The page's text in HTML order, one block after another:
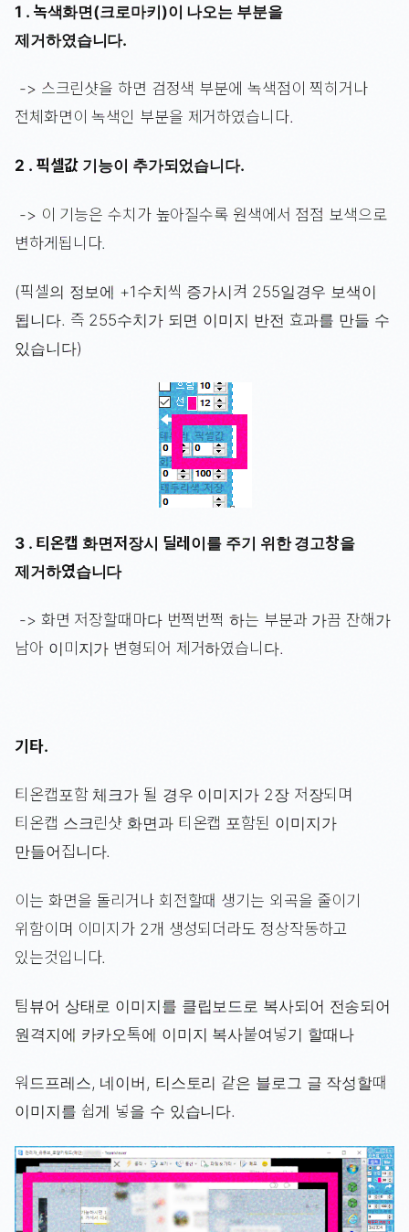
1 . 녹색화면(크로마키)이 나오는 부분을
제거하였습니다.
-> 스크린샷을 하면 검정색 부분에 녹색점이 찍히거나
전체화면이 녹색인 부분을 제거하였습니다.
2 . 픽셀값 기능이 추가되었습니다.
-> 이 기능은 수치가 높아질수록 원색에서 점점 보색으로
변하게됩니다.
(픽셀의 정보에 +1수치씩 증가시켜 255일경우 보색이
됩니다. 즉 255수치가 되면 이미지 반전 효과를 만들 수
있습니다)
3 . 티온캡 화면저장시 딜레이를 주기 위한 경고창을
제거하였습니다
-> 화면 저장할때마다 번쩍번쩍 하는 부분과 가끔 잔해가
남아 이미지가 변형되어 제거하였습니다.
기타.
티온캡포함 체크가 될 경우 이미지가 2장 저장되며
티온캡 스크린샷 화면과 티온캡 포함된 이미지가
만들어집니다.
이는 화면을 돌리거나 회전할때 생기는 외곡을 줄이기
위함이며 이미지가 2개 생성되더라도 정상작동하고
있는것입니다.
팀뷰어 상태로 이미지를 클립보드로 복사되어 전송되어
원격지에 카카오톡에 이미지 복사붙여넣기 할때나
워드프레스, 네이버, 티스토리 같은 블로그 글 작성할때
이미지를 쉽게 넣을 수 있습니다.